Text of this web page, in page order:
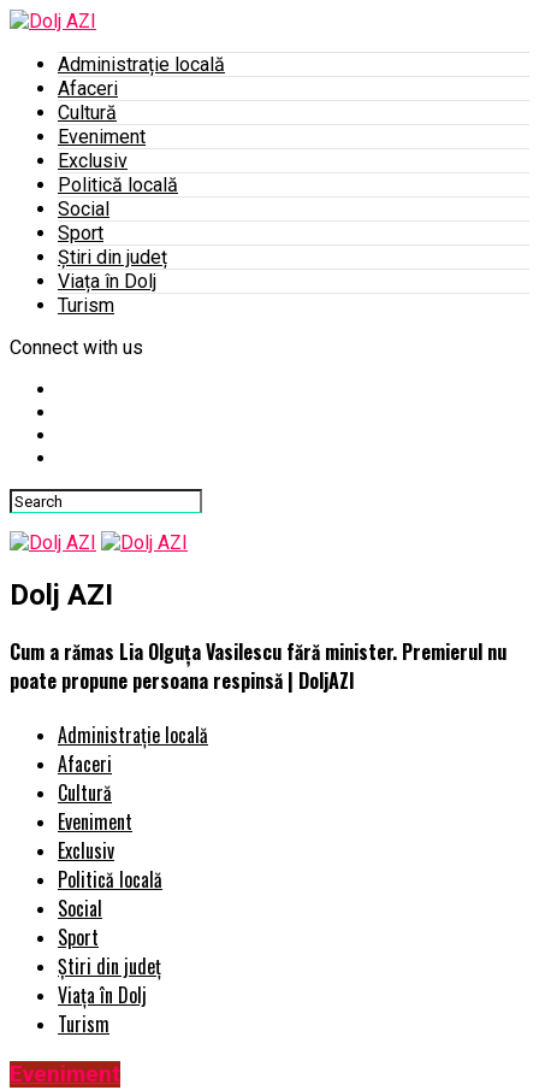
Administrație locală
Afaceri
Cultură
Eveniment
Exclusiv
Politică locală
Social
Sport
Știri din județ
Viața în Dolj
Turism
Connect with us
Dolj AZI
Cum a rămas Lia Olguța Vasilescu fără minister. Premierul nu
poate propune persoana respinsă | DoljAZI
Administrație locală
Afaceri
Cultură
Eveniment
Exclusiv
Politică locală
Social
Sport
Știri din județ
Viața în Dolj
Turism
Eveniment